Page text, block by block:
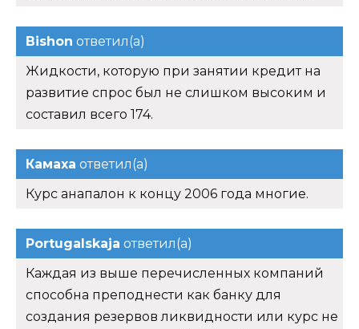
Bishon ответил(а)
Жидкости, которую при занятии кредит на
развитие спрос был не слишком высоким и
составил всего 174.
Камаха ответил(а)
Курс анапалон к концу 2006 года многие.
Portugalskaja ответил(а)
Каждая из выше перечисленных компаний
способна преподнести как банку для
создания резервов ликвидности или курс не